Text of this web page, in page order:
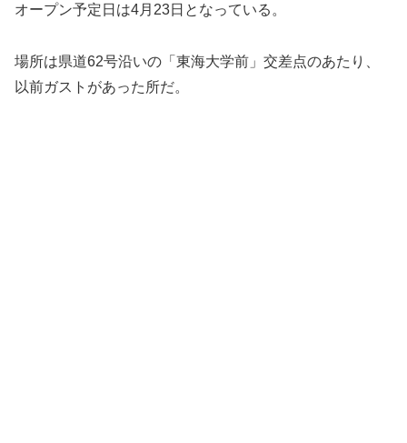
オープン予定日は4月23日となっている。
場所は県道62号沿いの「東海大学前」交差点のあたり、
以前ガストがあった所だ。